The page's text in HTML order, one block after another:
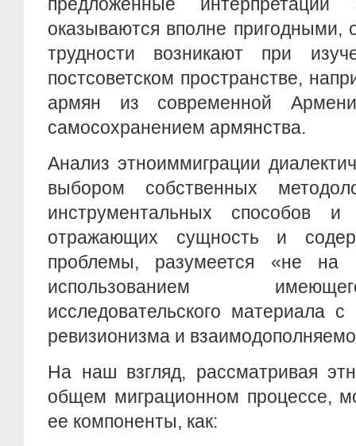
оказываются вполне пригодными,
трудности возникают при
постсоветском пространстве,
армян из современной
самосохранением армянства.
Анализ этноиммиграции
выбором собственных
инструментальных способов и
отражающих сущность и
проблемы, разумеется «не
использованием
исследовательского материала с
ревизионизма и
На наш взгляд, рассматривая
общем миграционном процессе,
ее компоненты, как: